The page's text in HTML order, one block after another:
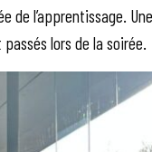
de l’apprentissage.
lors de la soirée.